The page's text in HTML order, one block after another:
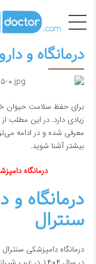
درمانگاه و
برای حفظ سلامت حیوان
معرفی شده و در ادامه
بیشتر آشنا شوید.
درمانگاه
درمانگاه و
سنترال
درمانگاه دامپزشکی